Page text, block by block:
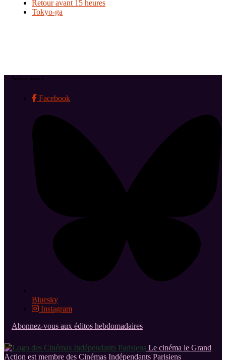
Retour avant 15 heures
Tokyo-ga
Suivez-nous !
Facebook
Bluesky
Instagram
Abonnez-vous aux éditos hebdomadaires
Le cinéma le Grand
Action est membre des Cinémas Indépendants Parisiens